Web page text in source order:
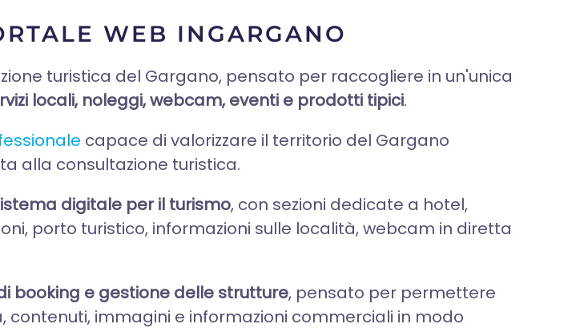
WEB INGARGANO
turistica del Gargano, pensato per raccogliere in un'unica
locali, noleggi, webcam, eventi e prodotti tipici.
capace di valorizzare il territorio del Gargano
alla consultazione turistica.
digitale per il turismo, con sezioni dedicate a hotel,
porto turistico, informazioni sulle località, webcam in diretta
booking e gestione delle strutture, pensato per permettere
immagini e informazioni commerciali in modo